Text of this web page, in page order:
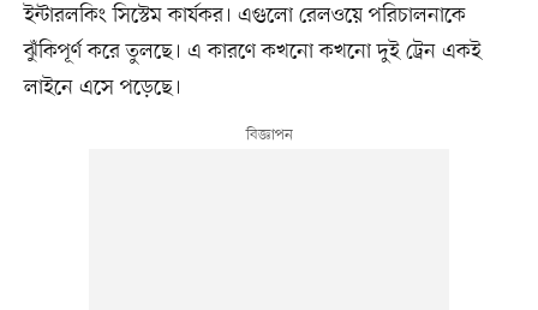
ইন্টারলকিং সিস্টেম কার্যকর। এগুলো রেলওয়ে পরিচালনাকে
ঝুঁকিপূর্ণ করে তুলছে। এ কারণে কখনো কখনো দুই ট্রেন একই
লাইনে এসে পড়েছে।